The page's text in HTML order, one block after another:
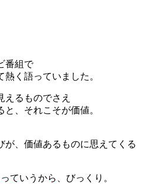
番組で
く語っていました。
えるものでさえ
、それこそが価値。
が、価値あるものに思えてくる
ていうから、びっくり。